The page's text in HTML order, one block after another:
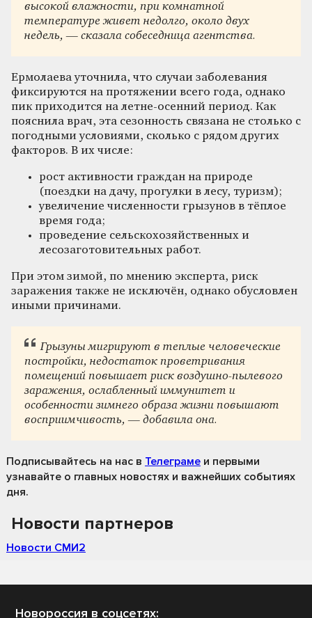
высокой влажности, при комнатной
температуре живет недолго, около двух
недель, — сказала собеседница агентства.
Ермолаева уточнила, что случаи заболевания
фиксируются на протяжении всего года, однако
пик приходится на летне-осенний период. Как
пояснила врач, эта сезонность связана не столько с
погодными условиями, сколько с рядом других
факторов. В их числе:
рост активности граждан на природе
(поездки на дачу, прогулки в лесу, туризм);
увеличение численности грызунов в тёплое
время года;
проведение сельскохозяйственных и
лесозаготовительных работ.
При этом зимой, по мнению эксперта, риск
заражения также не исключён, однако обусловлен
иными причинами.
Грызуны мигрируют в теплые человеческие
постройки, недостаток проветривания
помещений повышает риск воздушно-пылевого
заражения, ослабленный иммунитет и
особенности зимнего образа жизни повышают
восприимчивость, — добавила она.
Подписывайтесь на нас в Телеграме и первыми
узнавайте о главных новостях и важнейших событиях
дня.
Новости партнеров
Новости СМИ2
Новороссия в соцсетях: